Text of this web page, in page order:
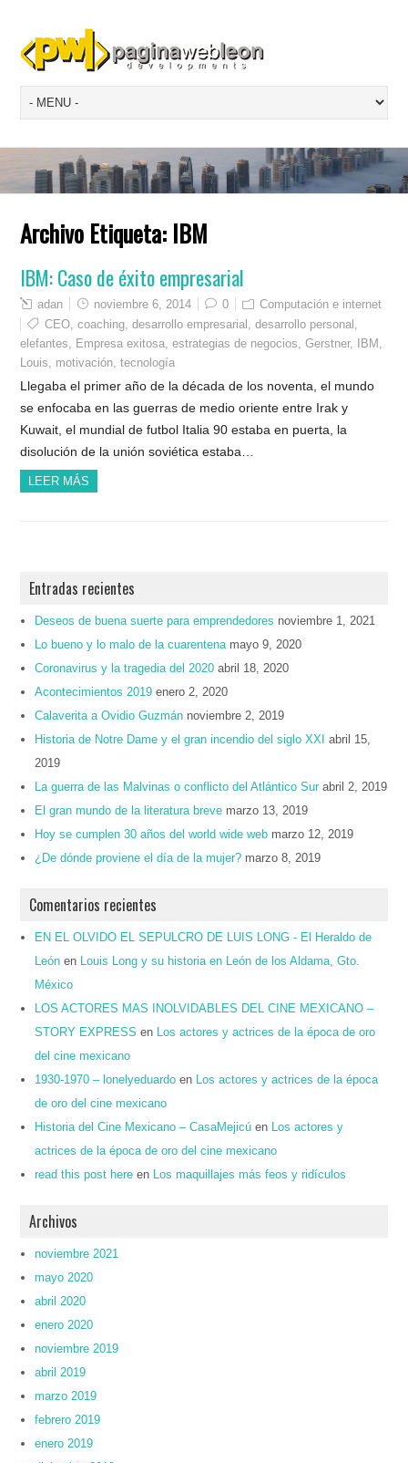
Archivo Etiqueta: IBM
IBM: Caso de éxito empresarial
adan noviembre 6, 2014 0
Computación e internet
CEO ,coaching ,desarrollo empresarial ,desarrollo personal
elefantes
Empresa exitosa ,estrategias de negocios ,Gerstner, IBM
Louis
motivación ,tecnología
Llegaba el primer año de la década de los noventa, el mundo
se enfocaba en las guerras de medio oriente entre Irak y
Kuwait, el mundial de futbol Italia 90 estaba en puerta, la
disolución de la unión soviética estaba…
LEER MÁS
Entradas recientes
Deseos de buena suerte para emprendedores noviembre 1, 2021
Lo bueno y lo malo de la cuarentena mayo 9, 2020
Coronavirus y la tragedia del 2020 abril 18, 2020
Acontecimientos 2019 enero 2, 2020
Calaverita a Ovidio Guzmán noviembre 2, 2019
Historia de Notre Dame y el gran incendio del siglo XXI
abril 15,
2019
La guerra de las Malvinas o conflicto del Atlántico Sur abril 2, 2019
El gran mundo de la literatura breve marzo 13, 2019
Hoy se cumplen 30 años del world wide web marzo 12, 2019
¿De dónde proviene el día de la mujer? marzo 8, 2019
Comentarios recientes
EN EL OLVIDO EL SEPULCRO DE LUIS LONG - El Heraldo de
León en
Louis Long y su historia en León de los Aldama, Gto.
México
LOS ACTORES MAS INOLVIDABLES DEL CINE MEXICANO –
STORY EXPRESS en
Los actores y actrices de la época de oro
del cine mexicano
1930-1970 – lonelyeduardo en
Los actores y actrices de la época
de oro del cine mexicano
Historia del Cine Mexicano – CasaMejicú en
Los actores y
actrices de la época de oro del cine mexicano
read this post here en Los maquillajes más feos y ridículos
Archivos
noviembre 2021
mayo 2020
abril 2020
enero 2020
noviembre 2019
abril 2019
marzo 2019
febrero 2019
enero 2019